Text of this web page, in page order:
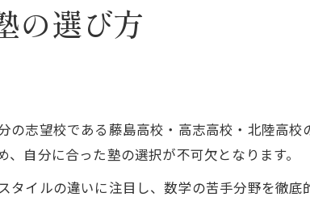
の選び方
志望校である藤島高校・高志高校・北陸高
自分に合った塾の選択が不可欠となります。
イルの違いに注目し、数学の苦手分野を徹